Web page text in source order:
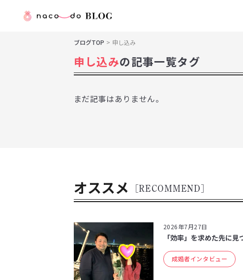
ブログTOP 申し込み
申し込みの記事一覧タグ
まだ記事はありません。
オススメ [RECOMMEND]
2026年7月27日
「効率」を求めた先に
成婚者インタビュー